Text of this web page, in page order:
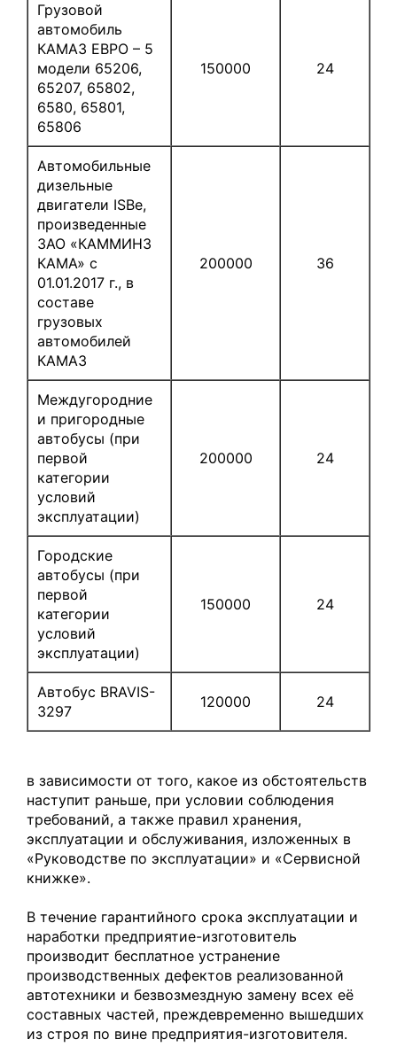
Грузовой
автомобиль
КАМАЗ ЕВРО – 5
модели 65206,
65207, 65802,
6580, 65801,
65806
150000 24
Автомобильные
дизельные
двигатели ISBe,
произведенные
ЗАО «КАММИНЗ
КАМА» с
01.01.2017 г., в
составе
грузовых
автомобилей
КАМАЗ
200000 36
Междугородние
и пригородные
автобусы (при
первой
категории
условий
эксплуатации)
200000 24
Городские
автобусы (при
первой
категории
условий
эксплуатации)
150000 24
Автобус BRAVIS-
3297
120000 24
в зависимости от того, какое из обстоятельств
наступит раньше, при условии соблюдения
требований, а также правил хранения,
эксплуатации и обслуживания, изложенных в
«Руководстве по эксплуатации» и «Сервисной
книжке».
В течение гарантийного срока эксплуатации и
наработки предприятие-изготовитель
производит бесплатное устранение
производственных дефектов реализованной
автотехники и безвозмездную замену всех её
составных частей, преждевременно вышедших
из строя по вине предприятия-изготовителя.